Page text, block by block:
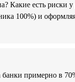
Какие есть риски
100%) и
примерно в